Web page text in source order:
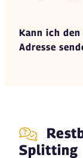
Kann ich den
Adresse
Splitting